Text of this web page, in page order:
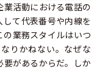
活動における電話の
て代表番号や内線を
業務スタイルはいつ
りかねない。なぜな
があるからだ。しか